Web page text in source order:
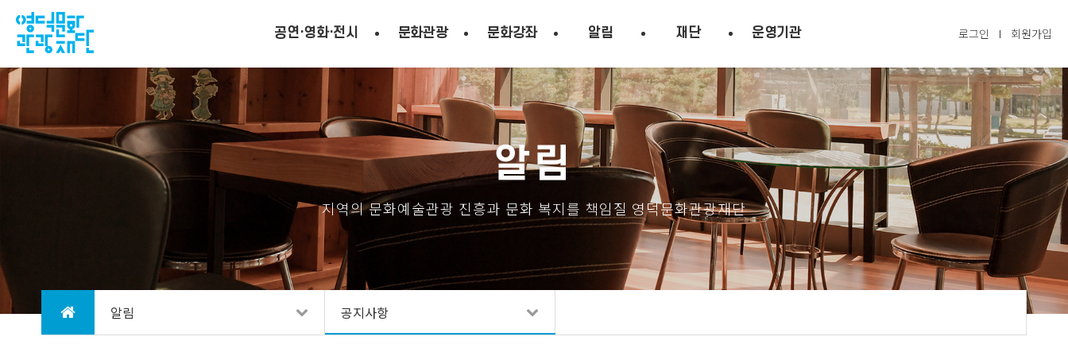
공연·영화·전시 문화관광 문화강좌 알림 재단 운영기관 로그인 회원가입
알림
지역의 문화예술관광 진흥과 문화 복지를 책임질 영덕문화관광재단
알림 공지사항